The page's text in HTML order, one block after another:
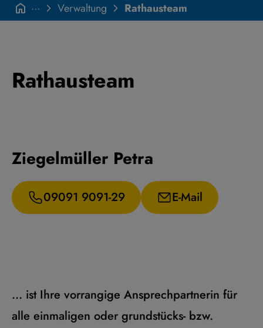
Rathausteam
Verwaltung
···
Rathausteam
Ziegelmüller Petra
09091 9091-29 E-Mail
... ist Ihre vorrangige Ansprechpartnerin für
alle einmaligen oder grundstücks- bzw.